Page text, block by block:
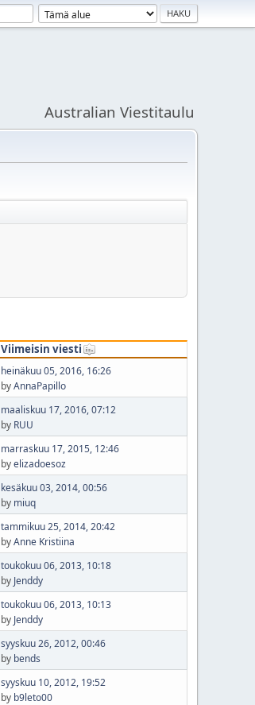
Australian Viestitaulu
Viimeisin viesti
heinäkuu 05, 2016, 16:26
byAnnaPapillo
maaliskuu 17, 2016, 07:12
by RUU
marraskuu 17, 2015, 12:46
byelizadoesoz
kesäkuu 03, 2014, 00:56
by miuq
tammikuu 25, 2014, 20:42
byAnne Kristiina
toukokuu 06, 2013, 10:18
by Jenddy
toukokuu 06, 2013, 10:13
by Jenddy
syyskuu 26, 2012, 00:46
by bends
syyskuu 10, 2012, 19:52
by b9leto00